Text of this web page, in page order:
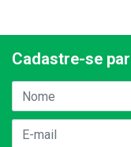
Cadastre-se